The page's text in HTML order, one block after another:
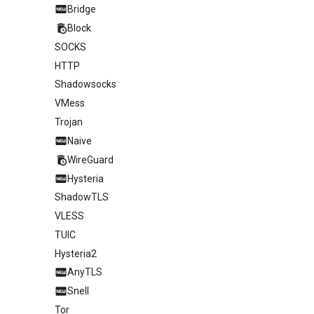
Bridge
Block
SOCKS
HTTP
Shadowsocks
VMess
Trojan
Naive
WireGuard
Hysteria
ShadowTLS
VLESS
TUIC
Hysteria2
AnyTLS
Snell
Tor